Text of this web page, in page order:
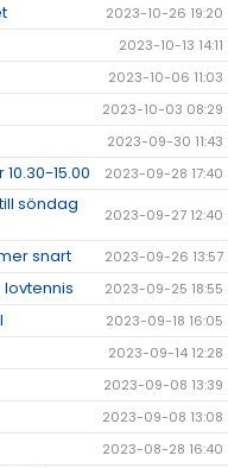
2023-10-26 19:20
2023-10-13 14:11
2023-10-06 11:03
2023-10-03 08:29
2023-09-30 11:43
15.00 2023-09-28 17:40
söndag
2023-09-27 12:40
snart 2023-09-26 13:57
2023-09-25 18:55
2023-09-18 16:05
2023-09-14 12:28
2023-09-08 13:39
2023-09-08 13:08
2023-08-28 16:40